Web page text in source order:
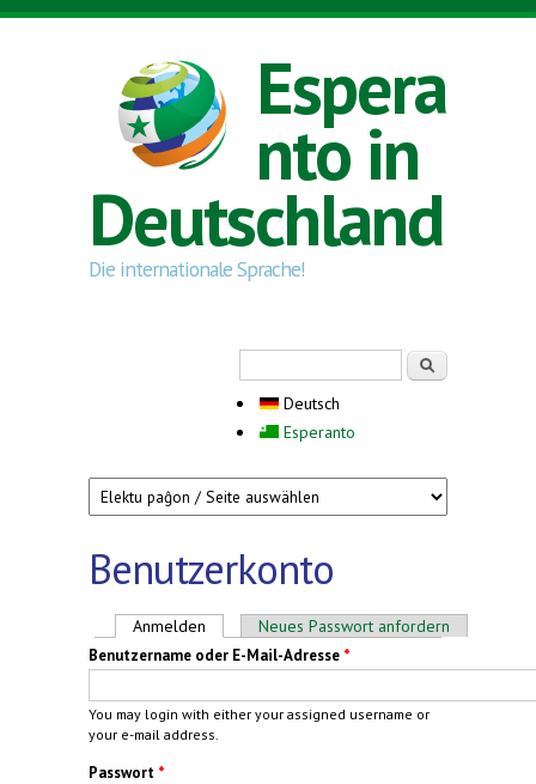
Direkt zum Inhalt
Espera
nto in
Deutschland
Die internationale Sprache!
Deutsch
Esperanto
Benutzerkonto
Haupt-Reiter
Anmelden (aktiver Reiter)
Neues Passwort anfordern
Benutzername oder E-Mail-Adresse *
You may login with either your assigned username or
your e-mail address.
Passwort *